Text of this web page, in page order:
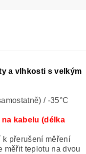
a vlhkosti s velkým
/ -35°C
kabelu (délka
k přerušení měření
měřit teplotu na dvou